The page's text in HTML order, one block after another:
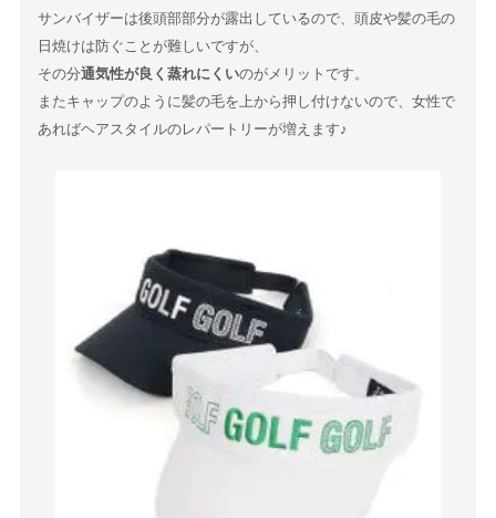
サンバイザーは後頭部部分が露出しているので、頭皮や髪の毛の
日焼けは防ぐことが難しいですが、
その分通気性が良く蒸れにくいのがメリットです。
またキャップのように髪の毛を上から押し付けないので、女性で
あればヘアスタイルのレパートリーが増えます♪